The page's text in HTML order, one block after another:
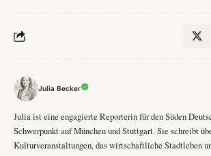
Julia Becker
Julia ist eine engagierte Reporterin für den Süden
Schwerpunkt auf München und Stuttgart. Sie schreibt
Kulturveranstaltungen, das wirtschaftliche Stadtleben